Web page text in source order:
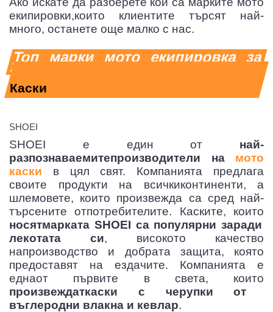
МОТОР
СПИРАЧНИ МАРКУЧИ
СЪЕДИНИТЕЛ НА МОТОР
екипировки,които клиентите търсят най-
много, останете още малко с нас.
Топ марки мото екипировка за
2020
Каски
SHOEI
SHOEI е един от най-
разпознаваемитепроизводители на мото
каски
в цял свят. Компанията предлага
своите продукти на всичкиконтиненти, а
шлемовете, които произвежда са сред най-
търсените отпотребителите. Каските, които
носятмарката SHOEI са популярни заради
лекотата си, високото качество
напроизводство и добрата защита, която
предоставят на ездачите. Компанията е
еднаот първите в света, които
произвеждаткаски с черупки от
въглеродни влакна и кевлар.